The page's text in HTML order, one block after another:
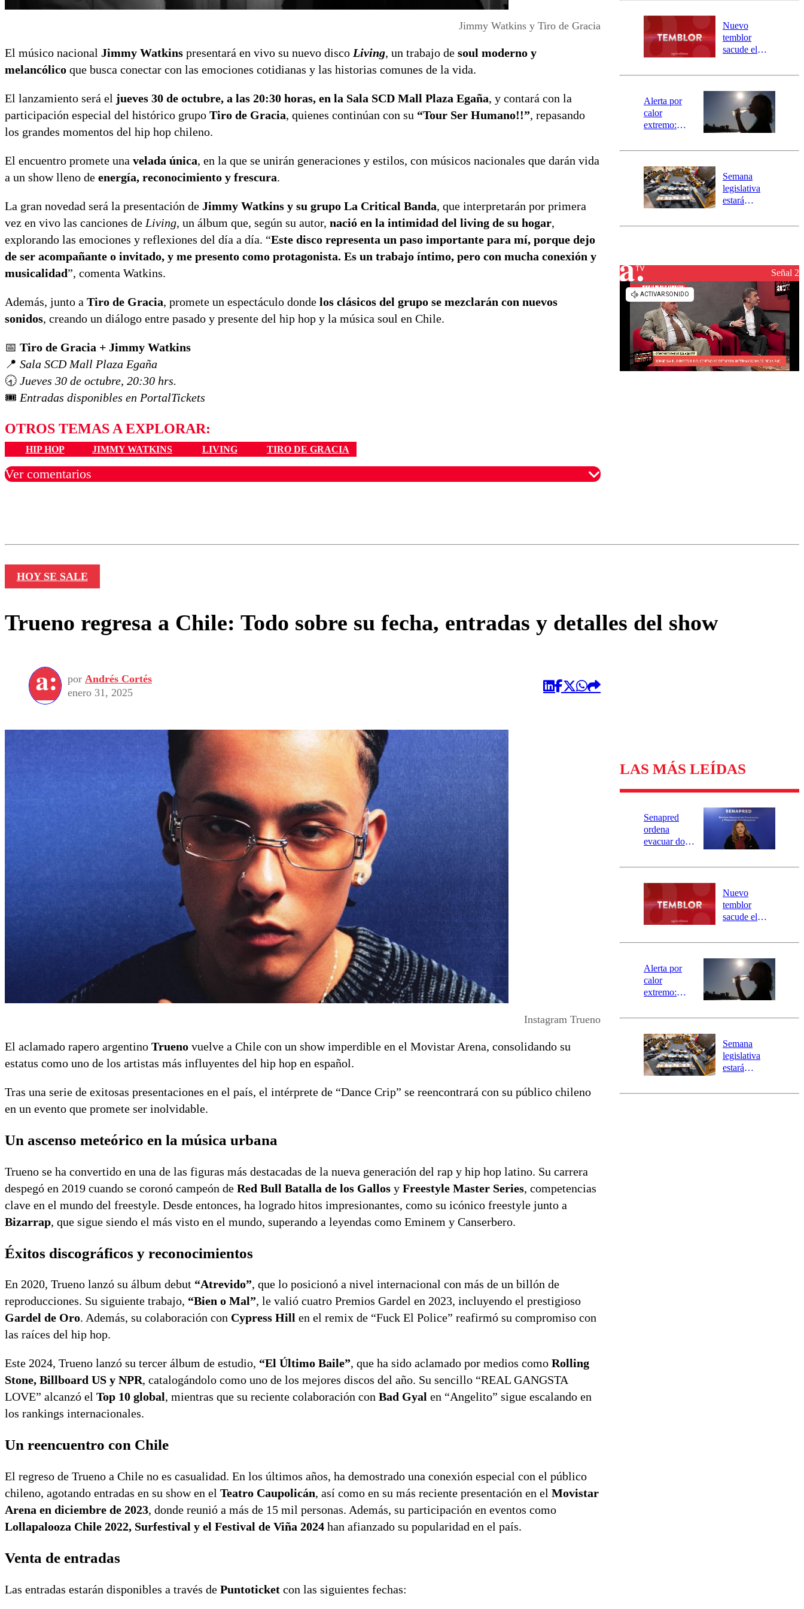
Jimmy Watkins y Tiro de Gracia
El músico nacional Jimmy Watkins presentará en vivo su nuevo disco Living, un trabajo de soul moderno y
melancólico que busca conectar con las emociones cotidianas y las historias comunes de la vida.
El lanzamiento será el jueves 30 de octubre, a las 20:30 horas, en la Sala SCD Mall Plaza Egaña, y contará con la
participación especial del histórico grupo Tiro de Gracia, quienes continúan con su “Tour Ser Humano!!”, repasando
los grandes momentos del hip hop chileno.
El encuentro promete una velada única, en la que se unirán generaciones y estilos, con músicos nacionales que darán vida
a un show lleno de energía, reconocimiento y frescura.
La gran novedad será la presentación de Jimmy Watkins y su grupo La Critical Banda, que interpretarán por primera
vez en vivo las canciones deLiving, un álbum que, según su autor, nació en la intimidad del living de su hogar,
explorando las emociones y reflexiones del día a día. “Este disco representa un paso importante para mí, porque dejo
de ser acompañante o invitado, y me presento como protagonista. Es un trabajo íntimo, pero con mucha conexión y
musicalidad”, comenta Watkins.
Además, junto a Tiro de Gracia, promete un espectáculo donde los clásicos del grupo se mezclarán con nuevos
sonidos, creando un diálogo entre pasado y presente del hip hop y la música soul en Chile.
📅 Tiro de Gracia + Jimmy Watkins
📍 Sala SCD Mall Plaza Egaña
🕣 Jueves 30 de octubre, 20:30 hrs.
🎟️Entradas disponibles en PortalTickets
OTROS TEMAS A EXPLORAR:
HIP HOP JIMMY WATKINS LIVING TIRO DE GRACIA
Ver comentarios
río Damas:
activa
mensajería
SAE
Nuevo
temblor
sacude el
revisa la
epicentro
Alerta por
calor
extremo:
activa Alerta
Preventiva en
tres comunas
Semana
legislativa
estará
el fin de la
reconstrucciónSeñal 2
HOY SE SALE
Trueno regresa a Chile: Todo sobre su fecha, entradas y detalles del show
por Andrés Cortés
enero 31, 2025
Instagram Trueno
El aclamado rapero argentino Trueno vuelve a Chile con un show imperdible en el Movistar Arena, consolidando su
estatus como uno de los artistas más influyentes del hip hop en español.
Tras una serie de exitosas presentaciones en el país, el intérprete de “Dance Crip” se reencontrará con su público chileno
en un evento que promete ser inolvidable.
Un ascenso meteórico en la música urbana
Trueno se ha convertido en una de las figuras más destacadas de la nueva generación del rap y hip hop latino. Su carrera
despegó en 2019 cuando se coronó campeón de Red Bull Batalla de los Gallos y Freestyle Master Series, competencias
clave en el mundo del freestyle. Desde entonces, ha logrado hitos impresionantes, como su icónico freestyle junto a
Bizarrap, que sigue siendo el más visto en el mundo, superando a leyendas como Eminem y Canserbero.
Éxitos discográficos y reconocimientos
En 2020, Trueno lanzó su álbum debut “Atrevido”, que lo posicionó a nivel internacional con más de un billón de
reproducciones. Su siguiente trabajo, “Bien o Mal”, le valió cuatro Premios Gardel en 2023, incluyendo el prestigioso
Gardel de Oro. Además, su colaboración con Cypress Hill en el remix de “Fuck El Police” reafirmó su compromiso con
las raíces del hip hop.
Este 2024, Trueno lanzó su tercer álbum de estudio, “El Último Baile”, que ha sido aclamado por medios como Rolling
Stone, Billboard US y NPR, catalogándolo como uno de los mejores discos del año. Su sencillo “REAL GANGSTA
LOVE” alcanzó el Top 10 global, mientras que su reciente colaboración con Bad Gyal en “Angelito” sigue escalando en
los rankings internacionales.
Un reencuentro con Chile
El regreso de Trueno a Chile no es casualidad. En los últimos años, ha demostrado una conexión especial con el público
chileno, agotando entradas en su show en el Teatro Caupolicán, así como en su más reciente presentación en el Movistar
Arena en diciembre de 2023, donde reunió a más de 15 mil personas. Además, su participación en eventos como
Lollapalooza Chile 2022, Surfestival y el Festival de Viña 2024 han afianzado su popularidad en el país.
Venta de entradas
Las entradas estarán disponibles a través de Puntoticket con las siguientes fechas:
LAS MÁS LEÍDAS
Senapred
ordena
evacuar dos
Carahue por
río Damas:
activa
mensajería
SAE
Nuevo
temblor
sacude el
revisa la
epicentro
Alerta por
calor
extremo:
activa Alerta
Preventiva en
tres comunas
Semana
legislativa
estará
el fin de la